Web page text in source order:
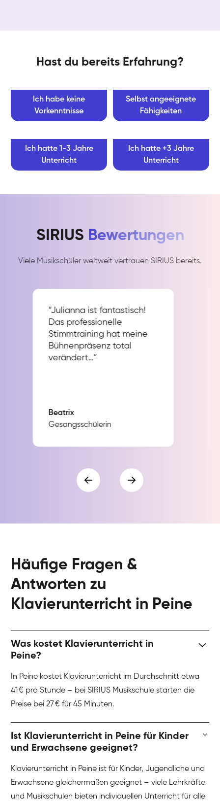
Hast du bereits Erfahrung?
Ich habe keine
Vorkenntnisse
Selbst angeeignete
Fähigkeiten
Ich hatte 1-3 Jahre
Unterricht
Ich hatte +3 Jahre
Unterricht
SIRIUS Bewertungen
Viele Musikschüler weltweit vertrauen SIRIUS bereits.
“Julianna ist fantastisch!
Das professionelle
Stimmtraining hat meine
Bühnenpräsenz total
verändert…”
Beatrix
Gesangsschülerin
Häufige Fragen &
Antworten zu
Klavierunterricht in Peine
Was kostet Klavierunterricht in
Peine?
In Peine kostet Klavierunterricht im Durchschnitt etwa
41 € pro Stunde – bei SIRIUS Musikschule starten die
Preise bei 27 € für 45 Minuten.
Ist Klavierunterricht in Peine für Kinder
und Erwachsene geeignet?
Klavierunterricht in Peine ist für Kinder, Jugendliche und
Erwachsene gleichermaßen geeignet – viele Lehrkräfte
und Musikschulen bieten individuellen Unterricht für alle